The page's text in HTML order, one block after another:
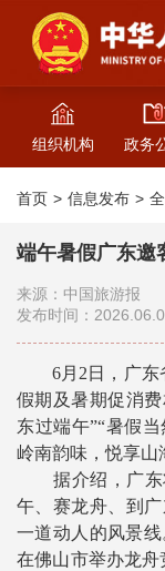
组织机构 政务
首页 信息发布
端午暑假广东邀
来源：中国旅游报
发布时间：
6月2日，广东
假期及暑期促消
东过端午”“暑假
岭南韵味，悦享山
据介绍，广东
午、赛龙舟、到
一道动人的风景
在佛山市举办龙舟